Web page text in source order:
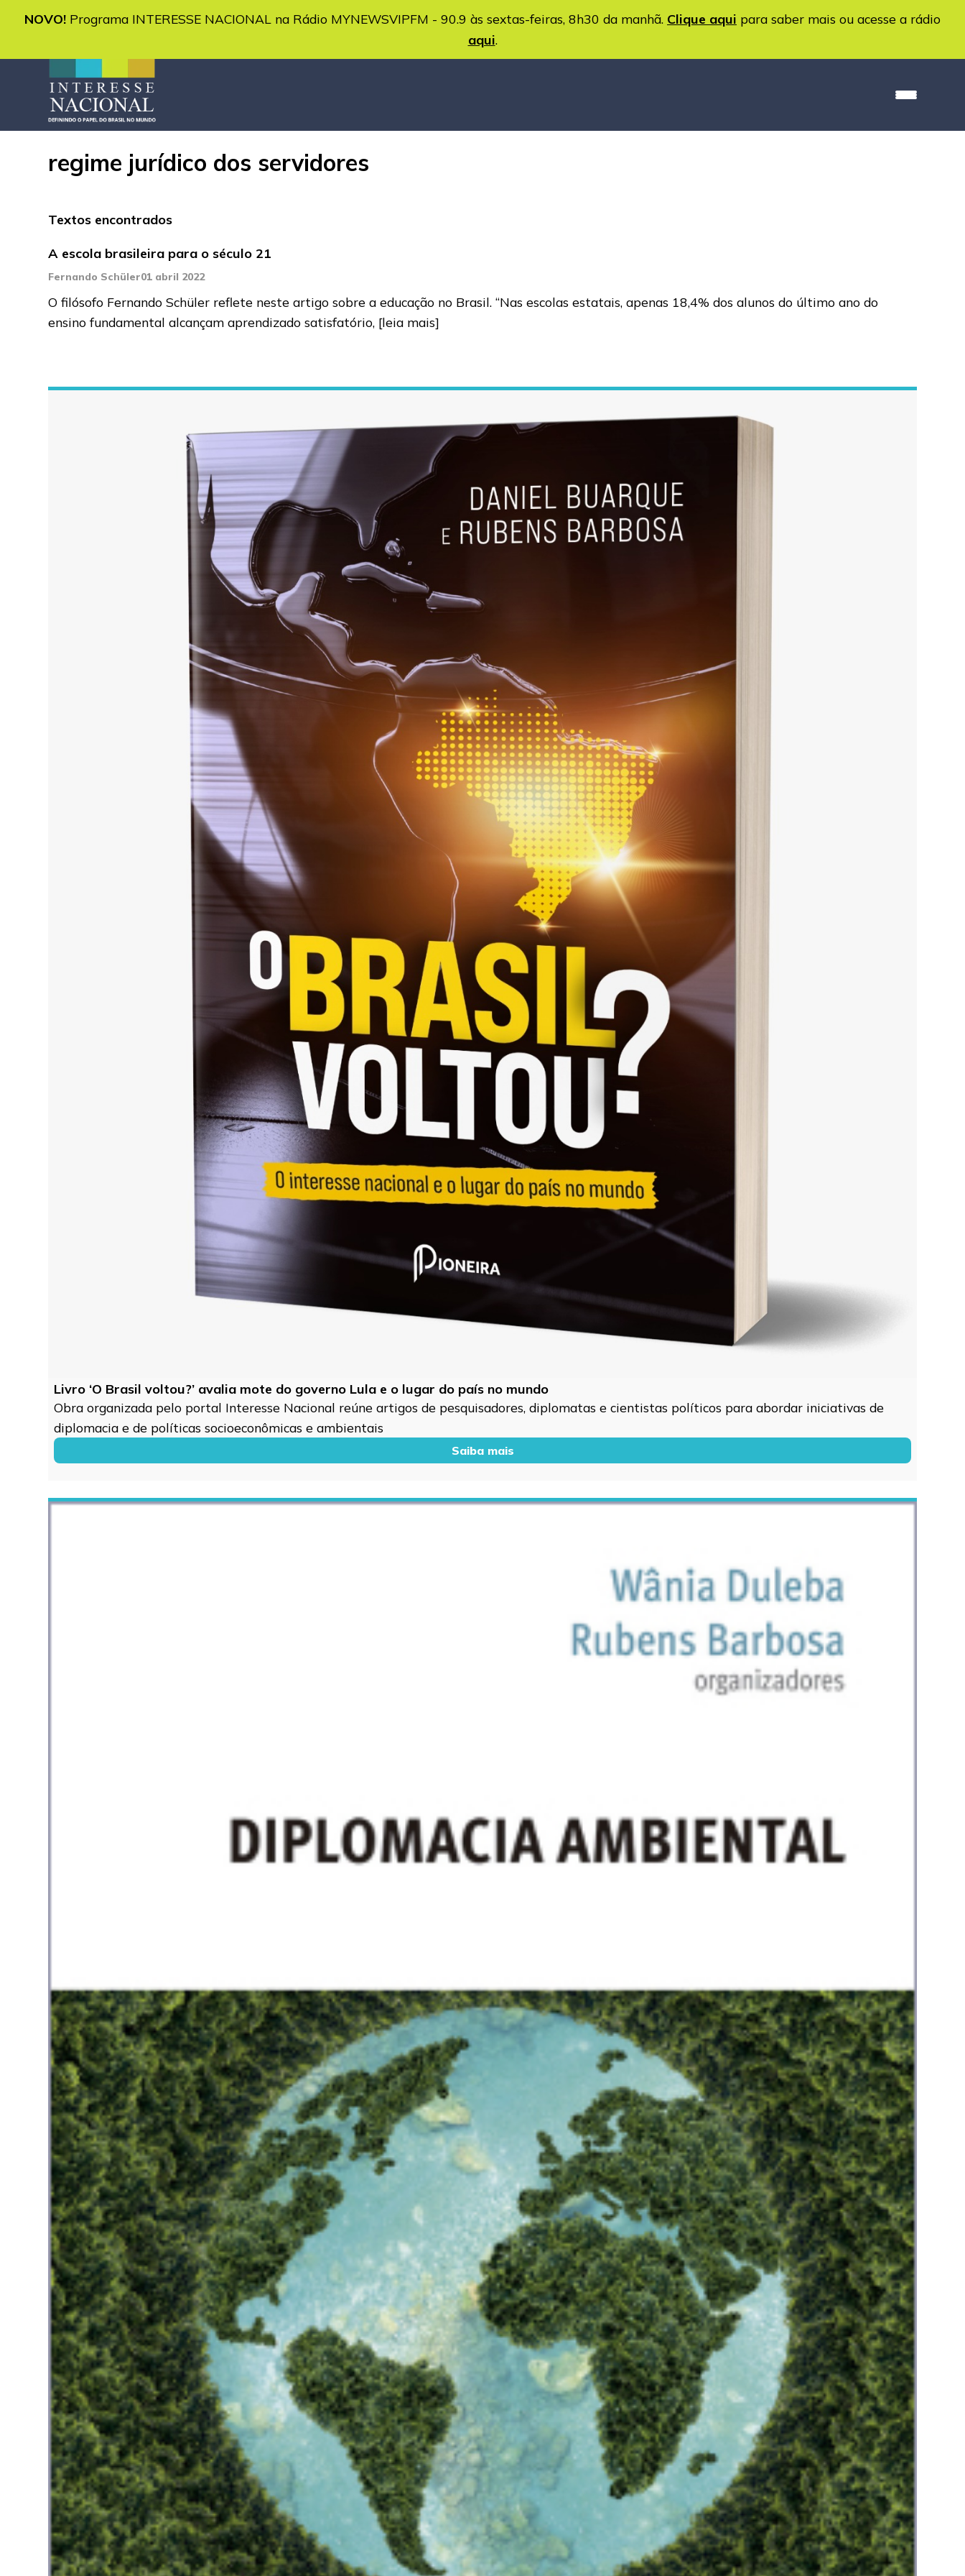
NOVO! Programa INTERESSE NACIONAL na Rádio MYNEWSVIPFM - 90.9 às sextas-feiras, 8h30 da manhã. Clique aqui para saber mais ou acesse a rádio
aqui.
regime jurídico dos servidores
Textos encontrados
A escola brasileira para o século 21
Fernando Schüler01 abril 2022
O filósofo Fernando Schüler reflete neste artigo sobre a educação no Brasil. “Nas escolas estatais, apenas 18,4% dos alunos do último ano do
ensino fundamental alcançam aprendizado satisfatório, [leia mais]
Livro ‘O Brasil voltou?’ avalia mote do governo Lula e o lugar do país no mundo
Obra organizada pelo portal Interesse Nacional reúne artigos de pesquisadores, diplomatas e cientistas políticos para abordar iniciativas de
diplomacia e de políticas socioeconômicas e ambientais
Saiba mais